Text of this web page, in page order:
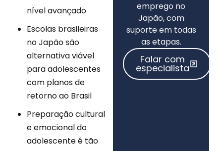
nível avançado
Escolas brasileiras
no Japão são
alternativa viável
para adolescentes
com planos de
retorno ao Brasil
Preparação cultural
e emocional do
adolescente é tão
emprego no
Japão, com
suporte em todas
as etapas.
Falar com
especialista